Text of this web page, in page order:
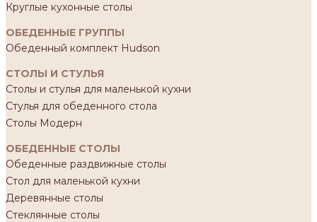
Круглые кухонные столы
ОБЕДЕННЫЕ ГРУППЫ
Обеденный комплект Hudson
СТОЛЫ И СТУЛЬЯ
Столы и стулья для маленькой кухни
Стулья для обеденного стола
Столы Модерн
ОБЕДЕННЫЕ СТОЛЫ
Обеденные раздвижные столы
Стол для маленькой кухни
Деревянные столы
Стеклянные столы